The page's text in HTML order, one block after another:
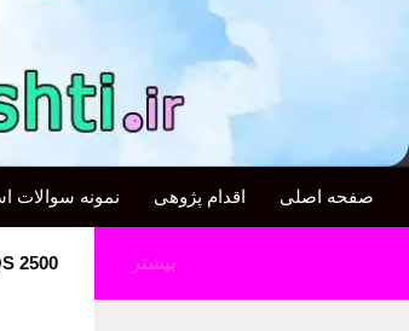
صفحه اصلی اقدام پژوهی نمونه سوالات
2500 MCQS بیشتر